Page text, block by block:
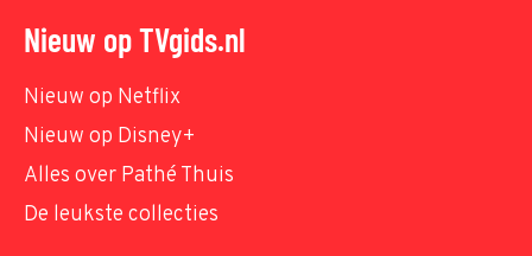
Nieuw op TVgids.nl
Nieuw op Netflix
Nieuw op Disney+
Alles over Pathé Thuis
De leukste collecties